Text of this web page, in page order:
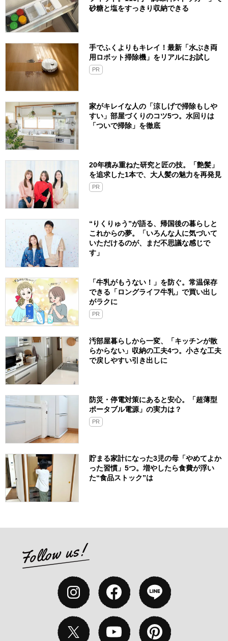
砂糖と塩をすっきり収納できる
手でふくよりもキレイ！最新「水ぶき両
用ロボット掃除機」をリアルにお試し
PR
家がキレイな人の「涼しげで掃除もしや
すい」部屋づくりのコツ5つ。水回りは
「ついで掃除」を徹底
20年積み重ねた研究と匠の技。「艶髪」
を追求した1本で、大人髪の魅力を再発見
PR
“りくりゅう”が語る、帰国後の暮らしと
これからの夢。「いろんな人に気づいて
いただけるのが、まだ不思議な感じで
す」
「牛乳がもうない！」を防ぐ。常温保存
できる「ロングライフ牛乳」で買い出し
がラクに
PR
汚部屋暮らしから一変、「キッチンが散
らからない」収納の工夫4つ。小さな工夫
で戻しやすい引き出しに
防災・停電対策にあると安心。「超薄型
ポータブル電源」の実力は？​
PR
貯まる家計になった3児の母「やめてよか
った習慣」5つ。増やしたら食費が浮い
た“食品ストック”は